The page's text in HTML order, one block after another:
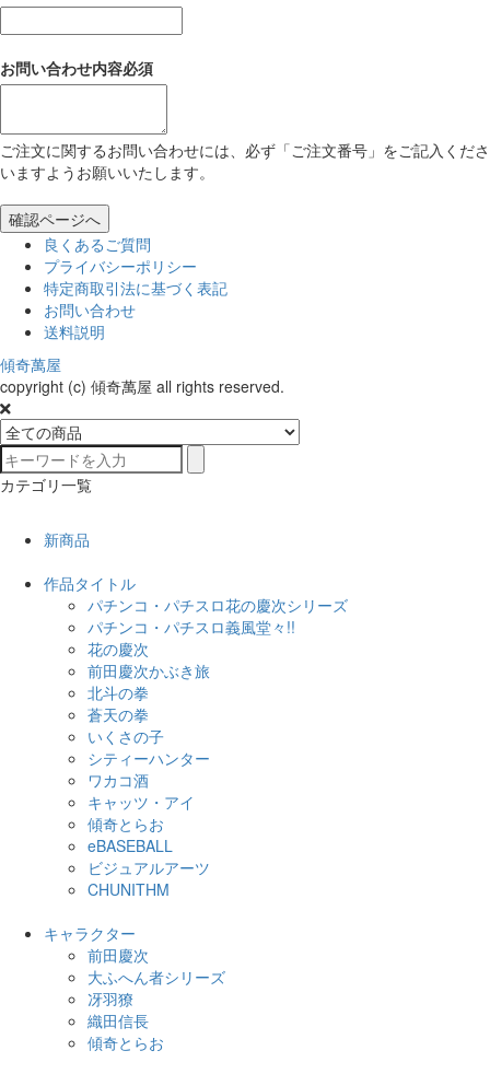
お問い合わせ内容必須
ご注文に関するお問い合わせには、必ず「ご注文番号」をご記入くださ
いますようお願いいたします。
確認ページへ
良くあるご質問
プライバシーポリシー
特定商取引法に基づく表記
お問い合わせ
送料説明
傾奇萬屋
copyright (c) 傾奇萬屋 all rights reserved.
カテゴリ一覧
新商品
作品タイトル
パチンコ・パチスロ花の慶次シリーズ
パチンコ・パチスロ義風堂々!!
花の慶次
前田慶次かぶき旅
北斗の拳
蒼天の拳
いくさの子
シティーハンター
ワカコ酒
キャッツ・アイ
傾奇とらお
eBASEBALL
ビジュアルアーツ
CHUNITHM
キャラクター
前田慶次
大ふへん者シリーズ
冴羽獠
織田信長
傾奇とらお